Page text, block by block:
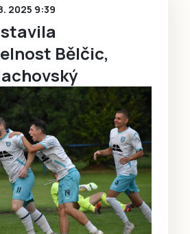
2025 9:39
Bělčic,